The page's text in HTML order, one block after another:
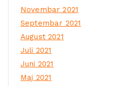
Novembar 2021
Septembar 2021
August 2021
Juli 2021
Juni 2021
Maj 2021